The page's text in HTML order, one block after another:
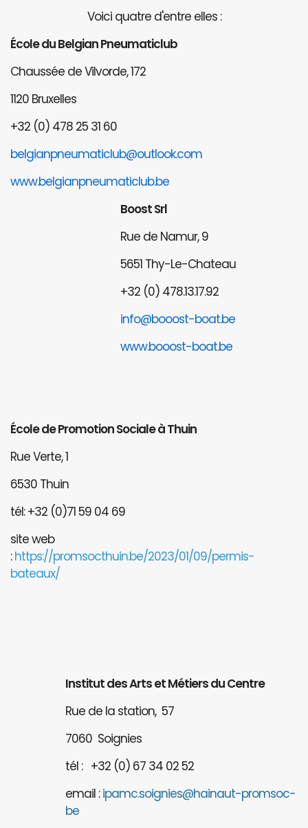
Voici quatre d'entre elles :
École du Belgian Pneumaticlub
Chaussée de Vilvorde, 172
1120 Bruxelles
+32 (0) 478 25 31 60
belgianpneumaticlub@outlook.com
www.belgianpneumaticlub.be
Boost Srl
Rue de Namur, 9
5651 Thy-Le-Chateau
+32 (0) 478.13.17.92
info@booost-boat.be
www.booost-boat.be
École de Promotion Sociale à Thuin
Rue Verte, 1
6530 Thuin
tél: +32 (0)71 59 04 69
site web
:https://promsocthuin.be/2023/01/09/permis-
bateaux/
Institut des Arts et Métiers du Centre
Rue de la station, 57
7060 Soignies
tél : +32 (0) 67 34 02 52
email :ipamc.soignies@hainaut-promsoc-
be